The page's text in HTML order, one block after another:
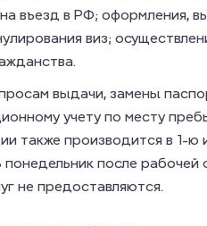
въезд в РФ; оформления,
виз;
выдачи, замены
учету по месту
также производится в 1-ю
после рабочей
не предоставляются.